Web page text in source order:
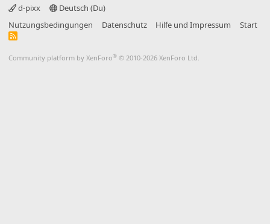
d-pixx
Deutsch (Du)
Nutzungsbedingungen
Datenschutz Hilfe und Impressum Start
R
Community platform by XenForo® © 2010-2026 XenForo Ltd.